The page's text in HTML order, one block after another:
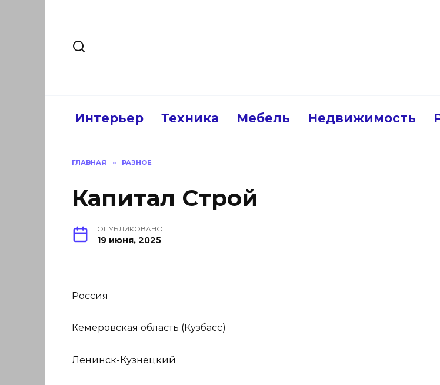
Интерьер Техника Мебель Недвижимость
ГЛАВНАЯ » РАЗНОЕ
Капитал Строй
ОПУБЛИКОВАНО
19 июня, 2025
Россия
Кемеровская область (Кузбасс)
Ленинск-Кузнецкий